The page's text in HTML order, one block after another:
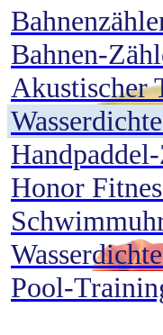
Bahnen-
Akustischer
Honor
Pool-